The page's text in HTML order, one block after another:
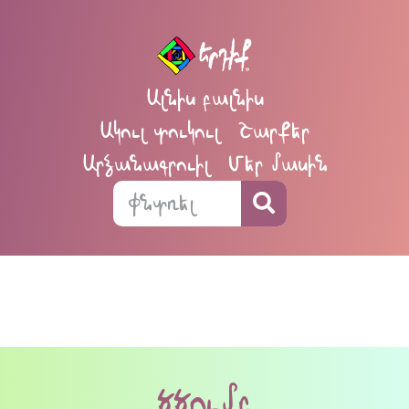
Ալնիս բալնիս
Ակուլ տուկուլ
Շարքեր
Արձանագրուիլ
Մեր մասին